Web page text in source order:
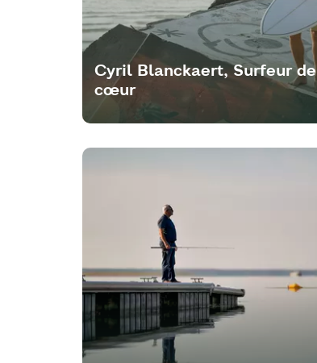
Cyril Blanckaert, Surfeur de
cœur